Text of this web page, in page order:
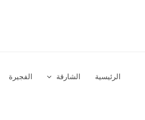
الرئيسية الشارقة الفجيرة